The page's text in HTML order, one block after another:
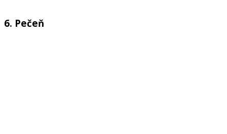
6. Pečeň